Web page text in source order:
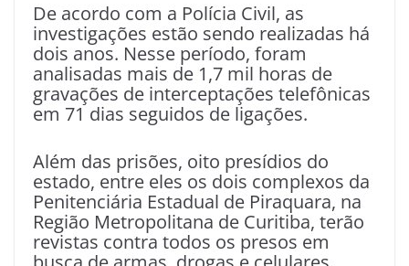
De acordo com a Polícia Civil, as
investigações estão sendo realizadas há
dois anos. Nesse período, foram
analisadas mais de 1,7 mil horas de
gravações de interceptações telefônicas
em 71 dias seguidos de ligações.
Além das prisões, oito presídios do
estado, entre eles os dois complexos da
Penitenciária Estadual de Piraquara, na
Região Metropolitana de Curitiba, terão
revistas contra todos os presos em